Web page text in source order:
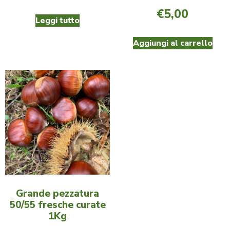
Leggi tutto €5,00
Aggiungi al carrello
Grande pezzatura
50/55 fresche curate
1Kg